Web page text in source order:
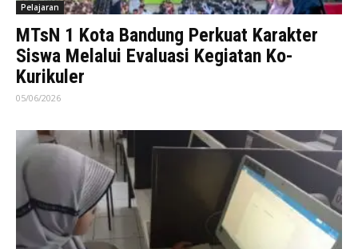
Pelajaran
MTsN 1 Kota Bandung Perkuat Karakter
Siswa Melalui Evaluasi Kegiatan Ko-
Kurikuler
05/06/2026